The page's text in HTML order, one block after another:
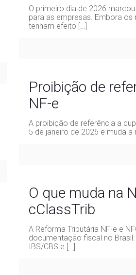
O primeiro dia de 2026
para as empresas. Embora os
tenham efeito […]
Proibição de
NF-e
A proibição de referência a
5 de janeiro de 2026 e muda
O que muda na
cClassTrib
A Reforma Tributária NF-e e
documentação fiscal no
IBS/CBS e […]